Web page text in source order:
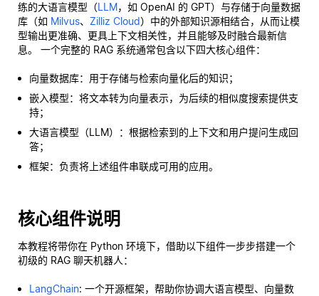
练的大语言模型（LLM，如 OpenAI 的 GPT）与存储于向量数据
库（如 Milvus、 Zilliz Cloud）中的外部知识源相结合，从而让模
型输出更准确、更具上下文相关性，并且能够及时融合最新信
息。 一个完整的 RAG 系统通常包含以下四大核心组件：
向量数据库：用于存储与检索向量化后的知识；
嵌入模型：将文本转为向量表示，为后续的相似度搜索提供支
持；
大语言模型（LLM）：根据检索到的上下文和用户提问生成回
答；
框架：负责将上述组件串联成可用的应用。
核心组件说明
本教程将带你在 Python 环境下，借助以下组件一步步搭建一个
初级的 RAG 聊天机器人：
LangChain: 一个开源框架，帮助你协调大语言模型、向量数